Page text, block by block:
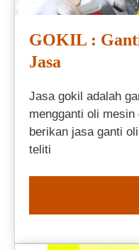
GOKIL :
Jasa
Jasa gokil adalah
mengganti oli
berikan jasa ganti
teliti